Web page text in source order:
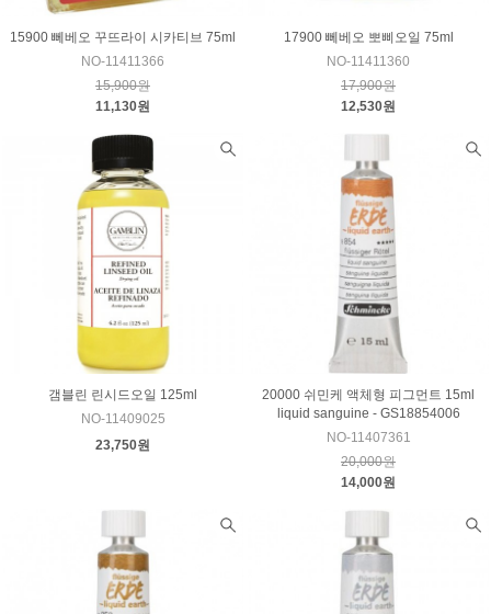
15900 뻬베오 꾸뜨라이 시카티브 75ml
NO-11411366
15,900원
11,130원
17900 뻬베오 뽀삐오일 75ml
NO-11411360
17,900원
12,530원
갬블린 린시드오일 125ml
NO-11409025
23,750원
20000 쉬민케 액체형 피그먼트 15ml
liquid sanguine - GS18854006
NO-11407361
20,000원
14,000원